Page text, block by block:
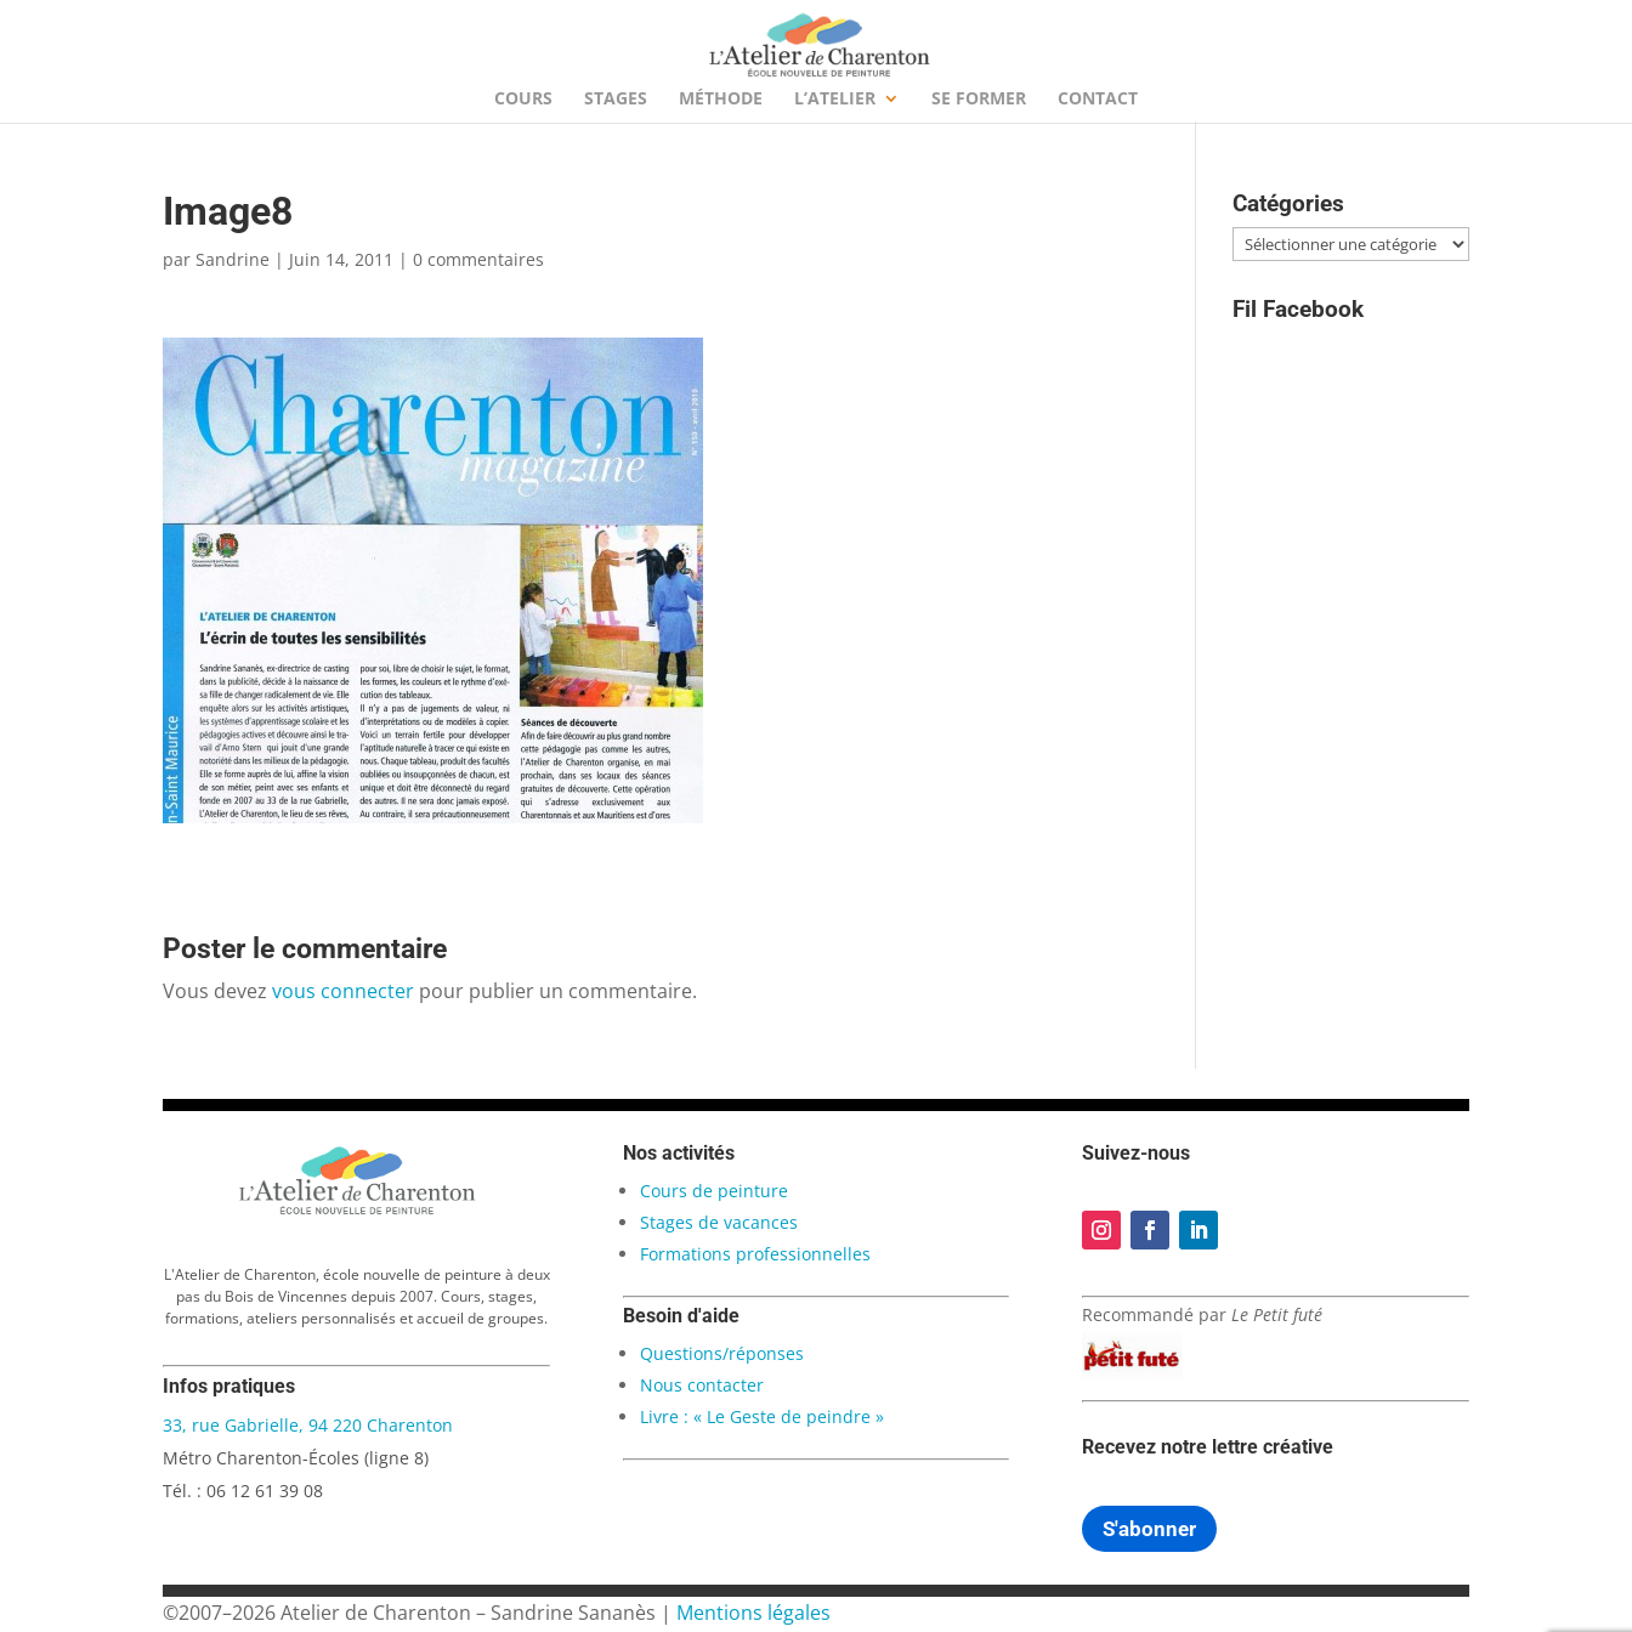
COURS STAGES MÉTHODE L’ATELIER SE FORMER CONTACT
Image8
parSandrine | Juin 14, 2011 |0 commentaires
Poster le commentaire
Vous devezvous connecter pour publier un commentaire.
Catégories
Catégories
Fil Facebook
L'Atelier de Charenton, école nouvelle de peinture à deux
pas du Bois de Vincennes depuis 2007. Cours, stages,
formations, ateliers personnalisés et accueil de groupes.
Infos pratiques
33, rue Gabrielle, 94 220 Charenton
Métro Charenton-Écoles (ligne 8)
Tél. : 06 12 61 39 08
Nos activités
Cours de peinture
Stages de vacances
Formations professionnelles
Besoin d'aide
Questions/réponses
Nous contacter
Livre : « Le Geste de peindre »
Suivez-nous
Recommandé par Le Petit futé
Recevez notre lettre créative
S'abonner
©2007–2026 Atelier de Charenton – Sandrine Sananès | Mentions légales